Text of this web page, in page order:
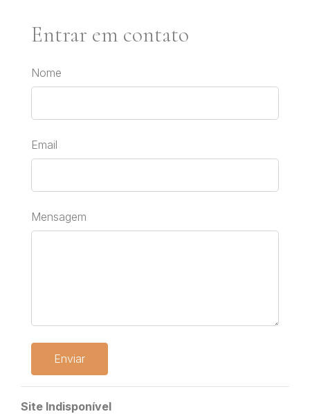
Entrar em contato
Nome
Email
Mensagem
Enviar
Site Indisponível